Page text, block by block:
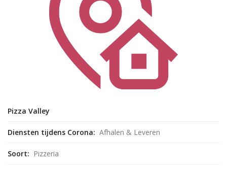
Pizza Valley
Diensten tijdens Corona: Afhalen & Leveren
Soort: Pizzeria